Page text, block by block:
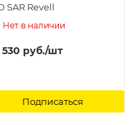
SAR Revell
Нет в наличии
530 руб./шт
Подписаться